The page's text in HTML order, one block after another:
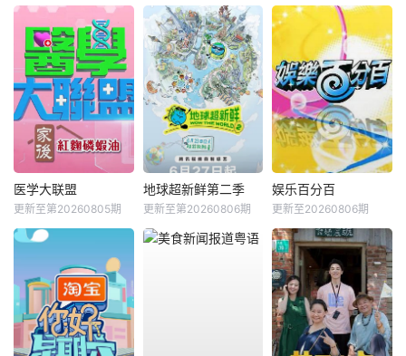
医学大联盟
更新至第20260805期
地球超新鲜第二季
更新至第20260806期
娱乐百分百
更新至20260806期